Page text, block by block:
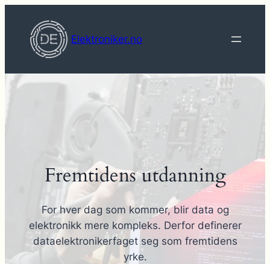
innhold
Elektroniker.no
Fremtidens utdanning
For hver dag som kommer, blir data og
elektronikk mere kompleks. Derfor definerer
dataelektronikerfaget seg som fremtidens
yrke.